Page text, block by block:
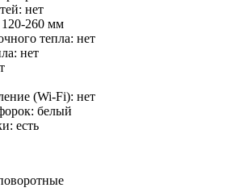
нет
260 мм
тепла: нет
нет
(Wi-Fi): нет
белый
есть